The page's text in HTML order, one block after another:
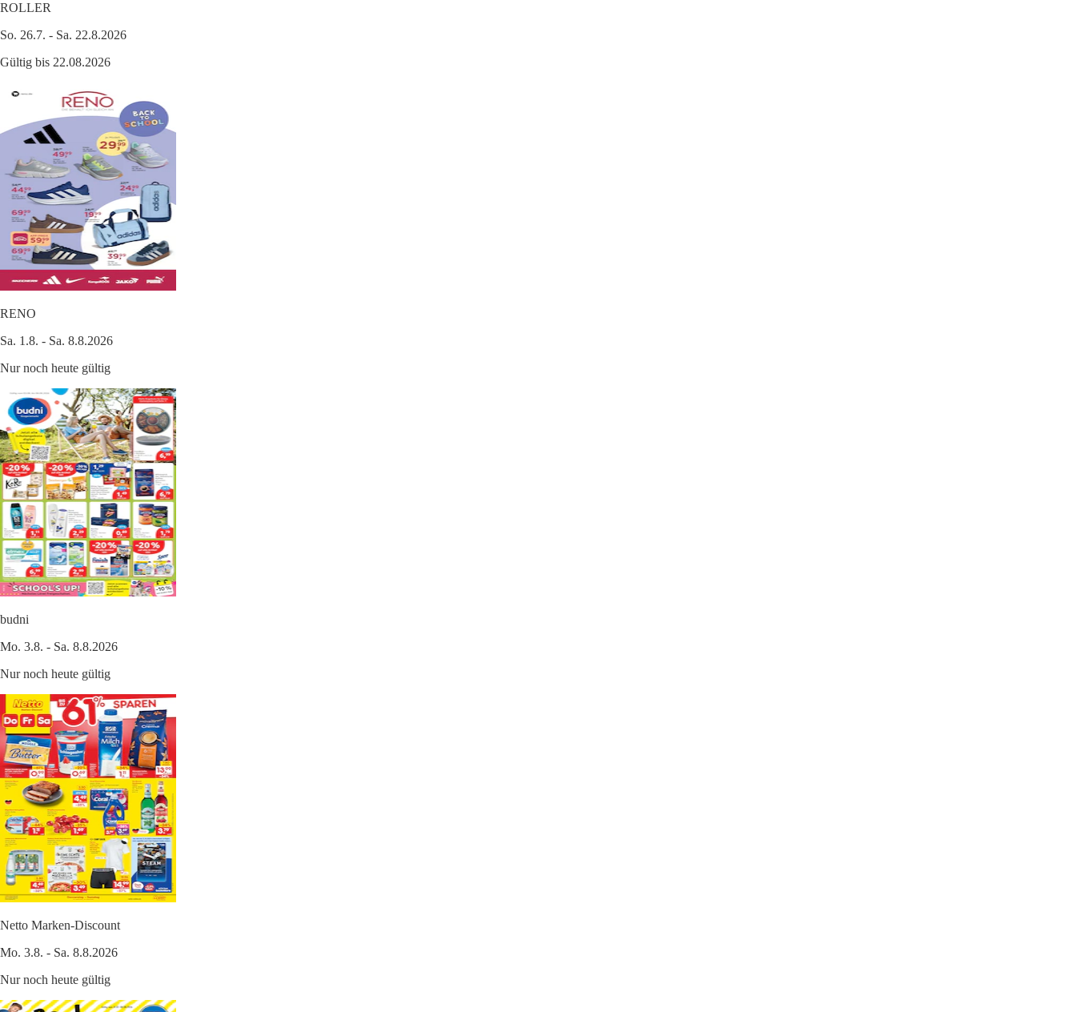
ROLLER
So. 26.7. - Sa. 22.8.2026
Gültig bis 22.08.2026
RENO
Sa. 1.8. - Sa. 8.8.2026
Nur noch heute gültig
budni
Mo. 3.8. - Sa. 8.8.2026
Nur noch heute gültig
Netto Marken-Discount
Mo. 3.8. - Sa. 8.8.2026
Nur noch heute gültig